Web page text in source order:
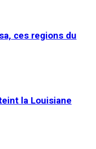
ces regions du
la Louisiane